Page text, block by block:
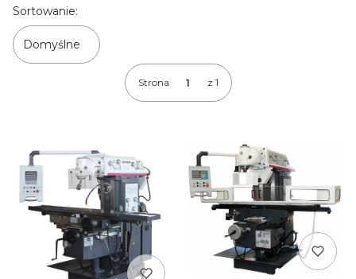
Lista produktów
Sortowanie:
Domyślne
Strona z 1